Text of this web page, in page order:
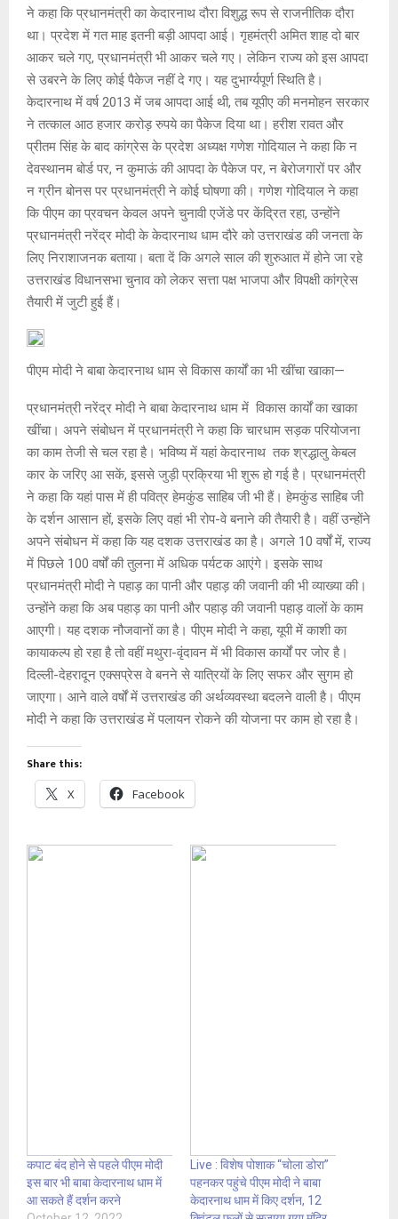
ने कहा कि प्रधानमंत्री का केदारनाथ दौरा विशुद्ध रूप से राजनीतिक दौरा
था। प्रदेश में गत माह इतनी बड़ी आपदा आई। गृहमंत्री अमित शाह दो बार
आकर चले गए, प्रधानमंत्री भी आकर चले गए। लेकिन राज्य को इस आपदा
से उबरने के लिए कोई पैकेज नहीं दे गए। यह दुभार्ग्यपूर्ण स्थिति है।
केदारनाथ में वर्ष 2013 में जब आपदा आई थी, तब यूपीए की मनमोहन सरकार
ने तत्काल आठ हजार करोड़ रुपये का पैकेज दिया था। हरीश रावत और
प्रीतम सिंह के बाद कांग्रेस के प्रदेश अध्यक्ष गणेश गोदियाल ने कहा कि न
देवस्थानम बोर्ड पर, न कुमाऊं की आपदा के पैकेज पर, न बेरोजगारों पर और
न ग्रीन बोनस पर प्रधानमंत्री ने कोई घोषणा की। गणेश गोदियाल ने कहा
कि पीएम का प्रवचन केवल अपने चुनावी एजेंडे पर केंद्रित रहा, उन्होंने
प्रधानमंत्री नरेंद्र मोदी के केदारनाथ धाम दौरे को उत्तराखंड की जनता के
लिए निराशाजनक बताया। बता दें कि अगले साल की शुरुआत में होने जा रहे
उत्तराखंड विधानसभा चुनाव को लेकर सत्ता पक्ष भाजपा और विपक्षी कांग्रेस
तैयारी में जुटी हुई हैं।
पीएम मोदी ने बाबा केदारनाथ धाम से विकास कार्यों का भी खींचा खाका—
प्रधानमंत्री नरेंद्र मोदी ने बाबा केदारनाथ धाम में विकास कार्यों का खाका
खींचा। अपने संबोधन में प्रधानमंत्री ने कहा कि चारधाम सड़क परियोजना
का काम तेजी से चल रहा है। भविष्य में यहां केदारनाथ तक श्रद्धालु केबल
कार के जरिए आ सकें, इससे जुड़ी प्रक्रिया भी शुरू हो गई है। प्रधानमंत्री
ने कहा कि यहां पास में ही पवित्र हेमकुंड साहिब जी भी हैं। हेमकुंड साहिब जी
के दर्शन आसान हों, इसके लिए वहां भी रोप-वे बनाने की तैयारी है। वहीं उन्होंने
अपने संबोधन में कहा कि यह दशक उत्तराखंड का है। अगले 10 वर्षों में, राज्य
में पिछले 100 वर्षों की तुलना में अधिक पर्यटक आएंगे। इसके साथ
प्रधानमंत्री मोदी ने पहाड़ का पानी और पहाड़ की जवानी की भी व्याख्या की।
उन्होंने कहा कि अब पहाड़ का पानी और पहाड़ की जवानी पहाड़ वालों के काम
आएगी। यह दशक नौजवानों का है। पीएम मोदी ने कहा, यूपी में काशी का
कायाकल्प हो रहा है तो वहीं मथुरा-वृंदावन में भी विकास कार्यों पर जोर है।
दिल्ली-देहरादून एक्सप्रेस वे बनने से यात्रियों के लिए सफर और सुगम हो
जाएगा। आने वाले वर्षों में उत्तराखंड की अर्थव्यवस्था बदलने वाली है। पीएम
मोदी ने कहा कि उत्तराखंड में पलायन रोकने की योजना पर काम हो रहा है।
Share this:
X Facebook
कपाट बंद होने से पहले पीएम मोदी
इस बार भी बाबा केदारनाथ धाम में
आ सकते हैं दर्शन करने
Live : विशेष पोशाक “चोला डोरा”
पहनकर पहुंचे पीएम मोदी ने बाबा
केदारनाथ धाम में किए दर्शन, 12